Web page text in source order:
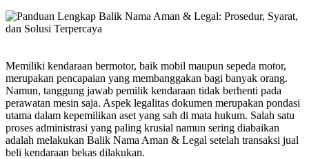
Memiliki kendaraan bermotor, baik mobil maupun sepeda motor,
merupakan pencapaian yang membanggakan bagi banyak orang.
Namun, tanggung jawab pemilik kendaraan tidak berhenti pada
perawatan mesin saja. Aspek legalitas dokumen merupakan pondasi
utama dalam kepemilikan aset yang sah di mata hukum. Salah satu
proses administrasi yang paling krusial namun sering diabaikan
adalah melakukan Balik Nama Aman & Legal setelah transaksi jual
beli kendaraan bekas dilakukan.